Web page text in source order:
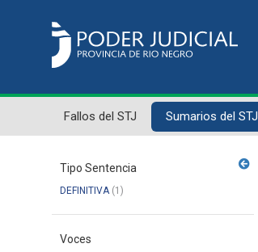
Fallos del STJ Sumarios del STJ
Tipo Sentencia
DEFINITIVA(1)
Voces